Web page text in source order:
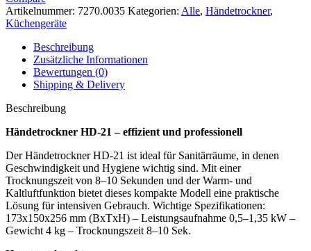
Artikelnummer: 7270.0035 Kategorien: Alle, Händetrockner,
Küchengeräte
Beschreibung
Zusätzliche Informationen
Bewertungen (0)
Shipping & Delivery
Beschreibung
Händetrockner HD-21 – effizient und professionell
Der Händetrockner HD-21 ist ideal für Sanitärräume, in denen
Geschwindigkeit und Hygiene wichtig sind. Mit einer
Trocknungszeit von 8–10 Sekunden und der Warm- und
Kaltluftfunktion bietet dieses kompakte Modell eine praktische
Lösung für intensiven Gebrauch. Wichtige Spezifikationen:
173x150x256 mm (BxTxH) – Leistungsaufnahme 0,5–1,35 kW –
Gewicht 4 kg – Trocknungszeit 8–10 Sek.